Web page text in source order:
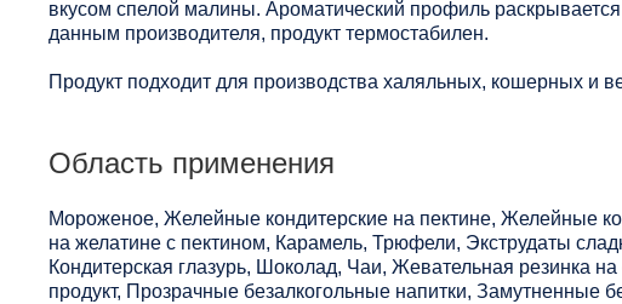
вкусом спелой малины. Ароматический профиль
данным производителя, продукт термостабилен.
Продукт подходит для производства халяльных, кошерных и
Область применения
Мороженое, Желейные кондитерские на пектине, Желейные
на желатине с пектином, Карамель, Трюфели, Экструдаты
Кондитерская глазурь, Шоколад, Чаи, Жевательная резинка
продукт, Прозрачные безалкогольные напитки,